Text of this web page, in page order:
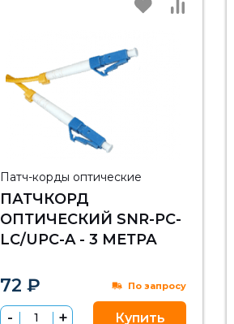
Патч-корды оптические
ПАТЧКОРД
ОПТИЧЕСКИЙ SNR-PC-
LC/UPC-A - 3 МЕТРА
72 ₽ По запросу
Купить